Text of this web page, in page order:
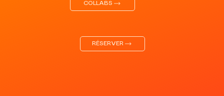
RÉSERVER
COLLABS